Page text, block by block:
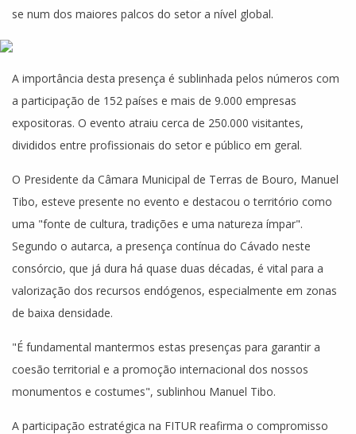
se num dos maiores palcos do setor a nível global.
A importância desta presença é sublinhada pelos números com
a participação de 152 países e mais de 9.000 empresas
expositoras. O evento atraiu cerca de 250.000 visitantes,
divididos entre profissionais do setor e público em geral.
O Presidente da Câmara Municipal de Terras de Bouro, Manuel
Tibo, esteve presente no evento e destacou o território como
uma "fonte de cultura, tradições e uma natureza ímpar".
Segundo o autarca, a presença contínua do Cávado neste
consórcio, que já dura há quase duas décadas, é vital para a
valorização dos recursos endógenos, especialmente em zonas
de baixa densidade.
"É fundamental mantermos estas presenças para garantir a
coesão territorial e a promoção internacional dos nossos
monumentos e costumes", sublinhou Manuel Tibo.
A participação estratégica na FITUR reafirma o compromisso